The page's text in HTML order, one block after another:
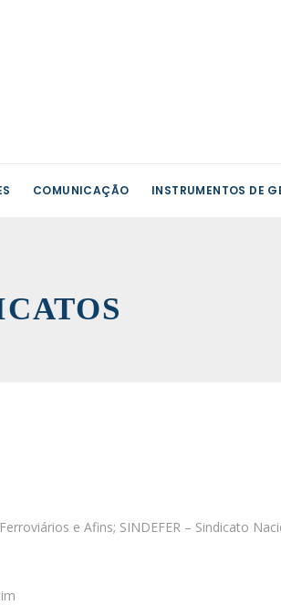
COMUNICAÇÃO INSTRUMENTOS DE
e Afins; SINDEFER – Sindicato